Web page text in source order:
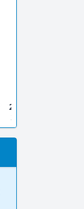
28.03°
28.03°